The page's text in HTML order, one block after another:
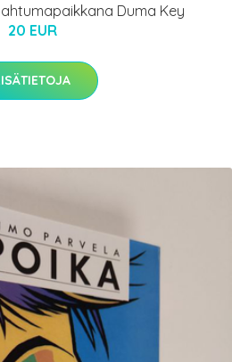
Duma Key
20 EUR